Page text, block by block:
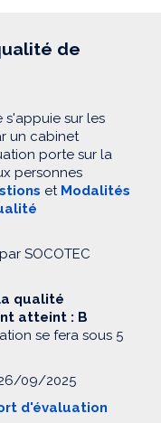
de
s'appuie sur les
un cabinet
porte sur la
personnes
et Modalités
SOCOTEC
qualité
atteint : B
se fera sous 5
09/2025
d'évaluation